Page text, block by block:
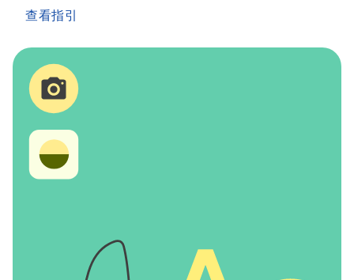
查看指引